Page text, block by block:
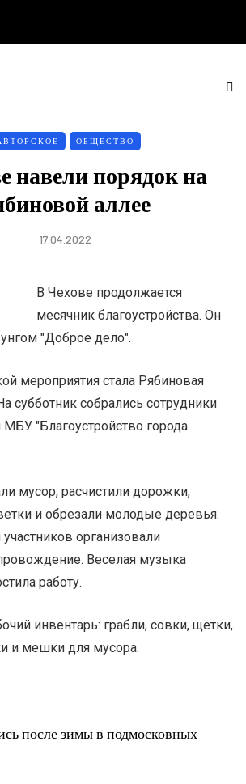
ОБЩЕСТВО
навели порядок на
аллее
17.04.2022
В Чехове продолжается
месячник благоустройства. Он
"Доброе дело".
мероприятия стала Рябиновая
субботник собрались сотрудники
"Благоустройство города
мусор, расчистили дорожки,
и обрезали молодые деревья.
организовали
Веселая музыка
работу.
инвентарь: грабли, совки, щетки,
и мешки для мусора.
после зимы в подмосковных